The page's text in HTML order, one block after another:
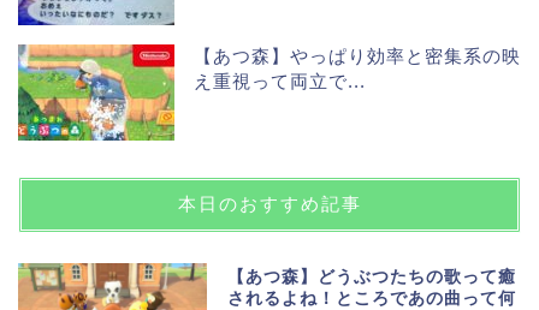
【あつ森】やっぱり効率と密集系の映
え重視って両立で...
本日のおすすめ記事
【あつ森】どうぶつたちの歌って癒
されるよね！ところであの曲って何